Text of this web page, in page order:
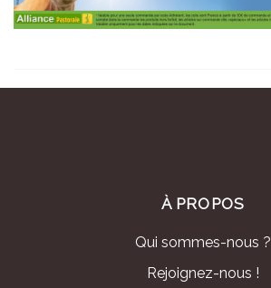
À PROPOS
Qui sommes-nous ?
Rejoignez-nous !